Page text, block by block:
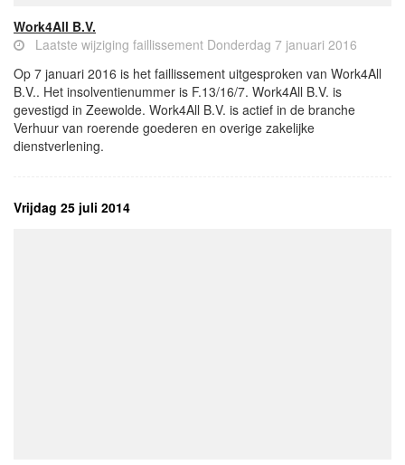
Work4All B.V.
Laatste wijziging faillissement Donderdag 7 januari 2016
Op 7 januari 2016 is het faillissement uitgesproken van Work4All
B.V.. Het insolventienummer is F.13/16/7. Work4All B.V. is
gevestigd in Zeewolde. Work4All B.V. is actief in de branche
Verhuur van roerende goederen en overige zakelijke
dienstverlening.
Vrijdag 25 juli 2014